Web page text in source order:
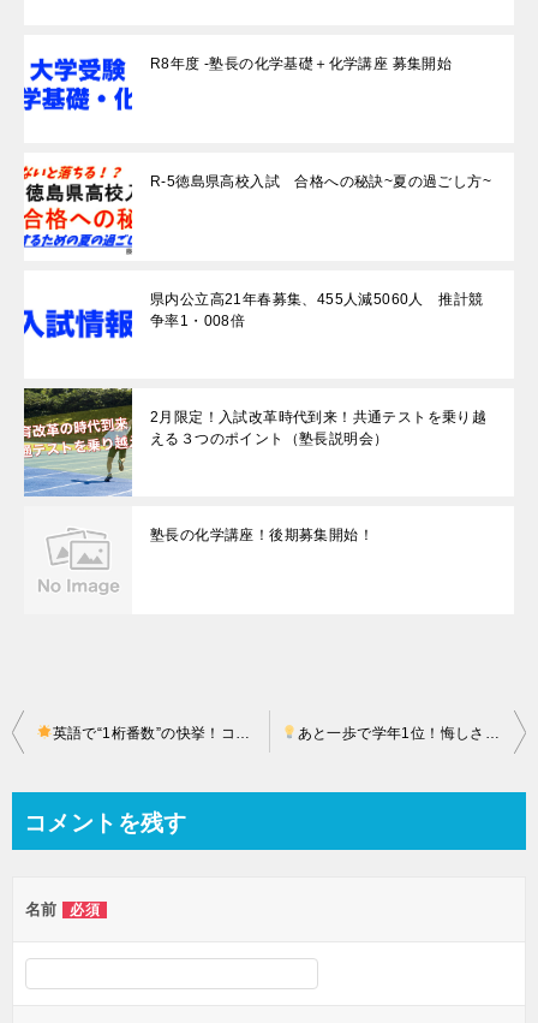
R8年度 -塾長の化学基礎＋化学講座 募集開始
R-5徳島県高校入試 合格への秘訣~夏の過ごし方~
県内公立高21年春募集、455人減5060人 推計競
争率1・008倍
2月限定！入試改革時代到来！共通テストを乗り越
える３つのポイント（塾長説明会）
塾長の化学講座！後期募集開始！
投
ビ
ー
シ
英語で“1桁番数”の快挙！コツコツの積み重ねが実を結んだ日 藤原塾
あと一歩で学年1位！悔しさをバネに次こそ頂点へ
コメントを残す
名前 必須